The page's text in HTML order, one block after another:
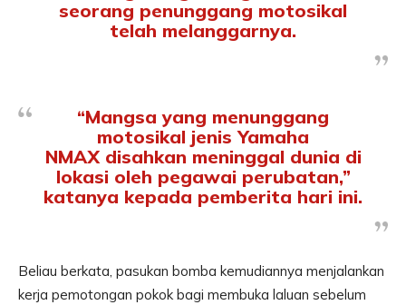
seorang penunggang motosikal
telah melanggarnya.
“Mangsa yang menunggang
motosikal jenis Yamaha
NMAX disahkan meninggal dunia di
lokasi oleh pegawai perubatan,”
katanya kepada pemberita hari ini.
Beliau berkata, pasukan bomba kemudiannya menjalankan
kerja pemotongan pokok bagi membuka laluan sebelum